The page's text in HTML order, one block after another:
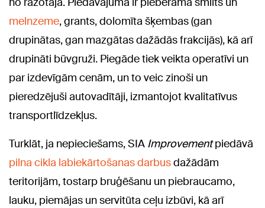
melnzeme, grants, dolomīta šķembas (gan
drupinātas, gan mazgātas dažādās frakcijās), kā arī
drupināti būvgruži. Piegāde tiek veikta operatīvi un
par izdevīgām cenām, un to veic zinoši un
pieredzējuši autovadītāji, izmantojot kvalitatīvus
transportlīdzekļus.
Turklāt, ja nepieciešams, SIA Improvementpiedāvā
pilna cikla labiekārtošanas darbusdažādām
teritorijām, tostarp bruģēšanu un piebraucamo,
lauku, piemājas un servitūta ceļu izbūvi, kā arī